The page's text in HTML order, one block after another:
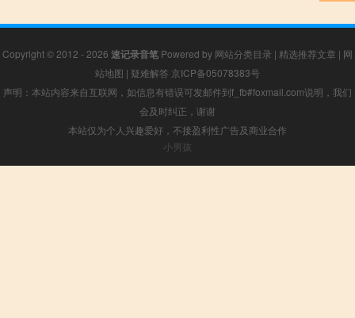
Copyright © 2012 - 2026 速记录音笔 Powered by 网站分类目录 | 精选推荐文章 | 网
站地图 | 疑难解答 京ICP备05078383号
声明：本站内容来自互联网，如信息有错误可发邮件到f_fb#foxmail.com说明，我们
会及时纠正，谢谢
本站仅为个人兴趣爱好，不接盈利性广告及商业合作
小男孩